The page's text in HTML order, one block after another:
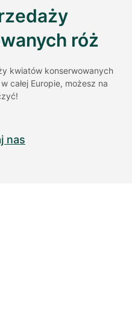
róż
kwiatów konserwowanych
całej Europie, możesz na
nas